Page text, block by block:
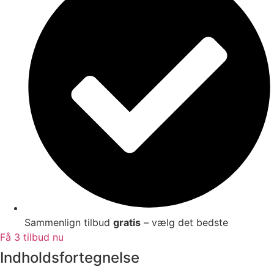
Sammenlign tilbud gratis – vælg det bedste
Få 3 tilbud nu
Indholdsfortegnelse